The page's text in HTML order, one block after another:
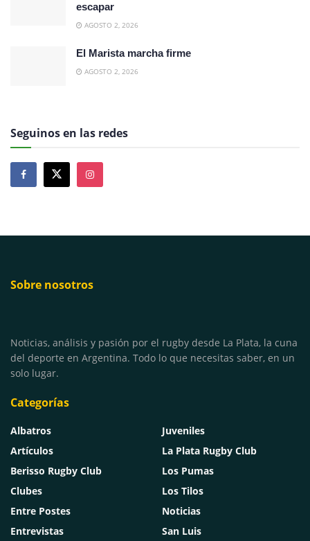
escapar
AGOSTO 2, 2026
El Marista marcha firme
AGOSTO 2, 2026
Seguinos en las redes
Sobre nosotros
Noticias, análisis y pasión por el rugby desde La Plata, la cuna
del deporte en Argentina. Todo lo que necesitas saber, en un
solo lugar.
Categorías
Albatros
Artículos
Berisso Rugby Club
Clubes
Entre Postes
Entrevistas
Juveniles
La Plata Rugby Club
Los Pumas
Los Tilos
Noticias
San Luis